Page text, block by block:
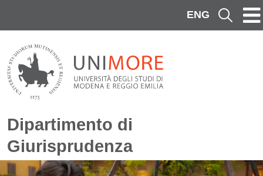
ENG Cerca
Dipartimento di
Giurisprudenza
Immagine